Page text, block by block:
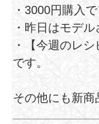
・3000円購入
・昨日はモデ
・【今週のレ
です。
その他にも新